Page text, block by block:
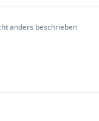
anders beschrieben